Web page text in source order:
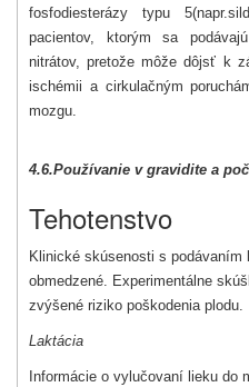
fosfodiesterázy typu 5(napr.
pacientov, ktorým sa
nitrátov, pretože môže dôjsť k
ischémii a cirkulačným
mozgu.
4.6.Používanie v gravidite a
Tehotenstvo
Klinické skúsenosti s podávaním
obmedzené. Experimentálne
zvýšené riziko poškodenia plodu.
Laktácia
Informácie o vylučovaní lieku do